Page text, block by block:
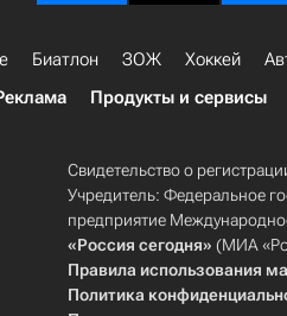
Биатлон ЗОЖ Хоккей
Продукты и сервисы
Свидетельство о
Учредитель: Федеральное
предприятие
«Россия сегодня» (МИА
Правила использования
Политика